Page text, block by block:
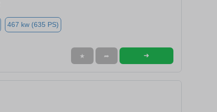
467 kw (635 PS)
★ ➦ ➜